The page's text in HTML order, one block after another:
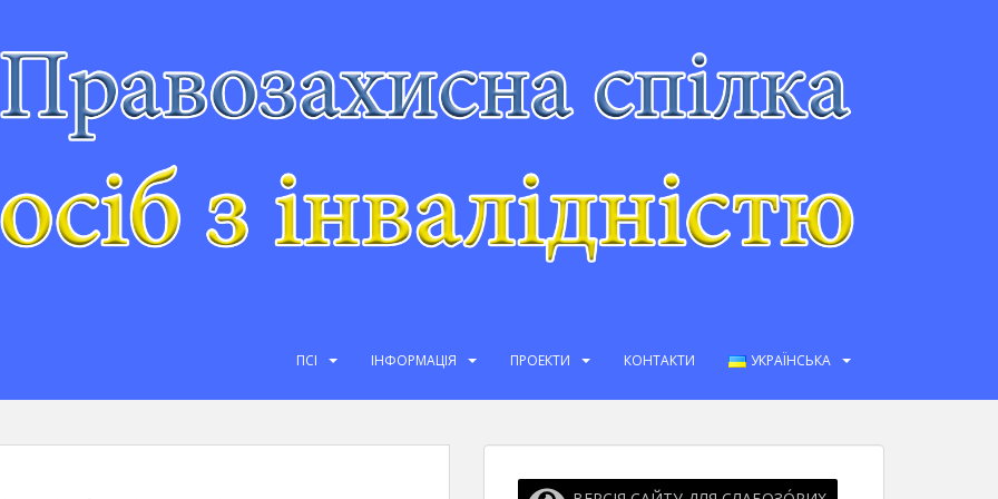
ПСІ ІНФОРМАЦІЯ ПРОЕКТИ КОНТАКТИ УКРАЇНСЬКА